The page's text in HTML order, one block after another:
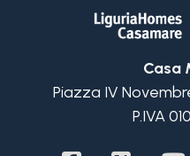
жилом комплексе
территорией и
прихожей,
террасы площадью
приусадебного
Casa
Piazza IV
P.IVA